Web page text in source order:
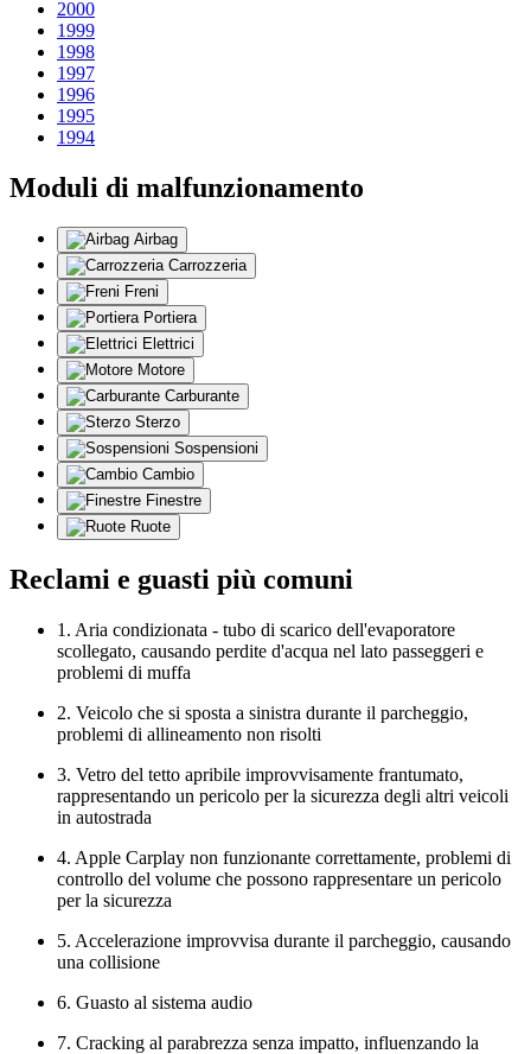
2000
1999
1998
1997
1996
1995
1994
Moduli di malfunzionamento
Airbag
Carrozzeria
Freni
Portiera
Elettrici
Motore
Carburante
Sterzo
Sospensioni
Cambio
Finestre
Ruote
Reclami e guasti più comuni
1. Aria condizionata - tubo di scarico dell'evaporatore
scollegato, causando perdite d'acqua nel lato passeggeri e
problemi di muffa
2. Veicolo che si sposta a sinistra durante il parcheggio,
problemi di allineamento non risolti
3. Vetro del tetto apribile improvvisamente frantumato,
rappresentando un pericolo per la sicurezza degli altri veicoli
in autostrada
4. Apple Carplay non funzionante correttamente, problemi di
controllo del volume che possono rappresentare un pericolo
per la sicurezza
5. Accelerazione improvvisa durante il parcheggio, causando
una collisione
6. Guasto al sistema audio
7. Cracking al parabrezza senza impatto, influenzando la